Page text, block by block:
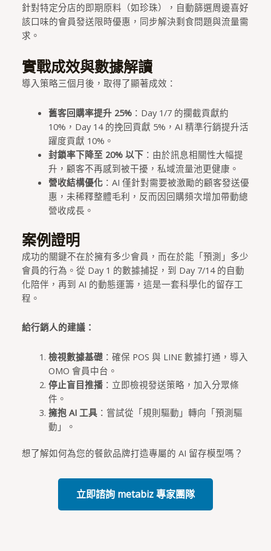
針對特定分店的即期原料（如珍珠），自動篩選周邊喜好
該口味的會員發送限時優惠，同步解決剩食問題與流量需
求。
實戰成效與數據解讀
導入策略三個月後，取得了顯著成效：
舊客回購率提升 25%：Day 1/7 的攔截貢獻約
10%，Day 14 的挽回貢獻 5%，AI 精準行銷提升活
躍度貢獻 10%。
封鎖率下降至 20% 以下：由於訊息相關性大幅提
升，顧客不再感到被干擾，私域流量池更健康。
營收結構優化：AI 僅針對需要被激勵的顧客發送優
惠，未稀釋整體毛利，反而因回購頻次增加帶動總
營收成長。
案例證明
成功的關鍵不在於擁有多少會員，而在於能「預測」多少
會員的行為。從 Day 1 的數據捕捉，到 Day 7/14 的自動
化陪伴，再到 AI 的動態運籌，這是一套科學化的留存工
程。
給行銷人的建議：
檢視數據基礎：確保 POS 與 LINE 數據打通，導入
OMO 會員中台。
停止盲目推播：立即檢視發送策略，加入分眾條
件。
擁抱 AI 工具：嘗試從「規則驅動」轉向「預測驅
動」。
想了解如何為您的餐飲品牌打造專屬的 AI 留存模型嗎？
立即諮詢 metabiz 專家團隊